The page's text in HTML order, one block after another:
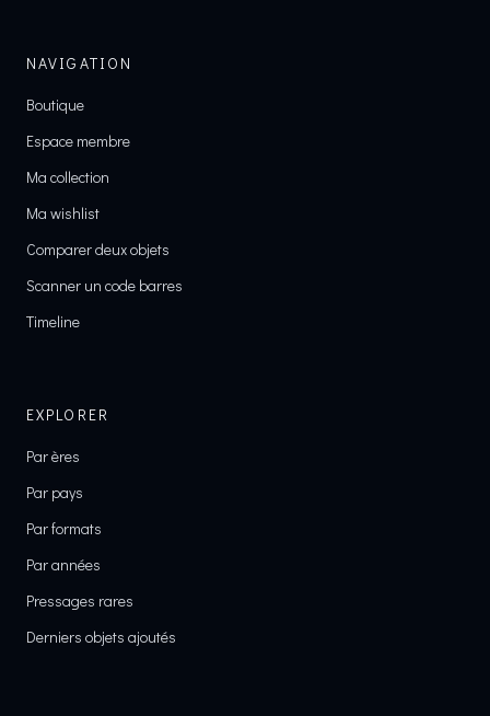
NAVIGATION
Boutique
Espace membre
Ma collection
Ma wishlist
Comparer deux objets
Scanner un code barres
Timeline
EXPLORER
Par ères
Par pays
Par formats
Par années
Pressages rares
Derniers objets ajoutés